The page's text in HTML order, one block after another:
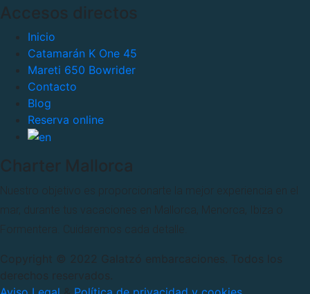
Accesos directos
Inicio
Catamarán K One 45
Mareti 650 Bowrider
Contacto
Blog
Reserva online
Charter Mallorca
Nuestro objetivo es proporcionarte la mejor experiencia en el
mar, durante tus vacaciones en Mallorca, Menorca, Ibiza o
Formentera. Cuidaremos cada detalle.
Copyright © 2022 Galatzó embarcaciones. Todos los
derechos reservados.